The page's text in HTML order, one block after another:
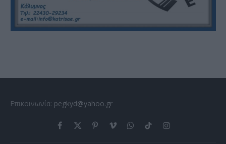
Επικοινωνία: pegkyd@yahoo.gr
Facebook
X
PinterestVimeoWhatsApp
TikTokInstagram